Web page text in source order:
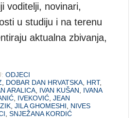
voditelji, novinari,
u studiju i na terenu
aktualna zbivanja,
ODJECI
DOBAR DAN HRVATSKA HRT,
ARALICA IVAN KUŠAN
IVANA
IVEKOVIĆ ,JEAN
,JILA GHOMESHI
NIVES
,SNJEŽANA KORDIĆ